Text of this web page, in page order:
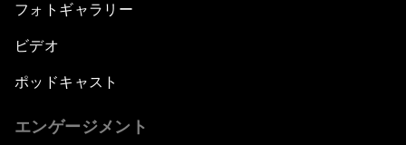
フォトギャラリー
ビデオ
ポッドキャスト
エンゲージメント